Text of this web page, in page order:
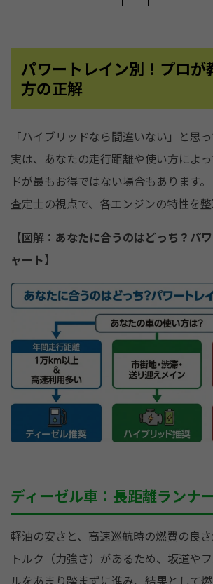
パワートレイン別！プロが
方の正解
「ハイブリッドなら間違いない」と思
実は、あなたの走行距離や使い方によ
ドが最もお得ではない場合もあります。
査定士の視点で、各エンジンの特性を整
【図解：あなたに合うのはどっち？パ
ャート】
ディーゼル車：長距離ランナ
軽油の安さと、高速巡航時の燃費の良さ
トルク（力強さ）があるため、坂道や